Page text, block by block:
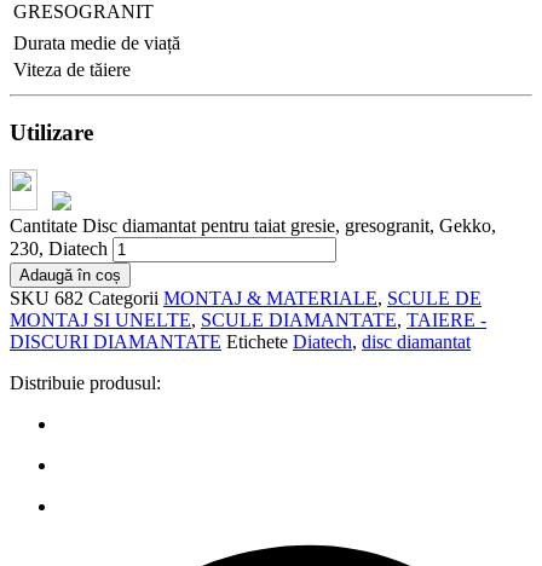
GRESOGRANIT
Durata medie de viață
Viteza de tăiere
Utilizare
Cantitate Disc diamantat pentru taiat gresie, gresogranit, Gekko,
230, Diatech
Adaugă în coș
SKU 682 Categorii MONTAJ & MATERIALE, SCULE DE
MONTAJ SI UNELTE, SCULE DIAMANTATE, TAIERE -
DISCURI DIAMANTATE Etichete Diatech, disc diamantat
Distribuie produsul: